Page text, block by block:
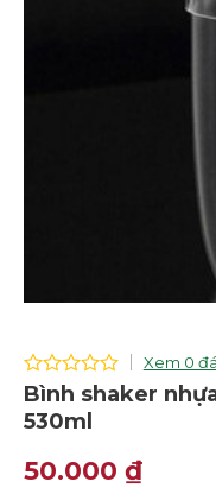
0
out
of
Xem 0
Bình shaker
530ml
50.000 ₫